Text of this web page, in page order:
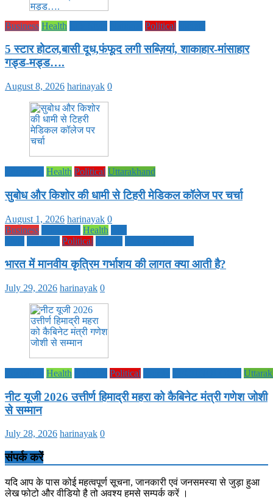
Business Health Political
5 स्टार होटल,बासी दूध,फंफूद लगी सब्ज़ियां, शाकाहार-मांसाहार
गड्ड-मड्ड….
August 8, 2026 harinayak 0
Health Political Uttarakhand
सुबोध और किशोर की धामी से टिहरी मेडिकल कॉलेज पर चर्चा
August 1, 2026 harinayak 0
Business
Health
Political
भारत में मानवीय कृत्रिम गर्भाशय की लागत क्या आती है?
July 29, 2026 harinayak 0
Health Political
नीट यूजी 2026 उत्तीर्ण हिमाद्री महरा को कैबिनेट मंत्री गणेश जोशी
से सम्मान
July 28, 2026 harinayak 0
संपर्क करें
यदि आप के पास कोई महत्वपूर्ण सूचना, जानकारी एवं जनसमस्या से जुड़ा हुआ
लेख फोटो और वीडियो है तो अवश्य हमसे सम्पर्क करें ।